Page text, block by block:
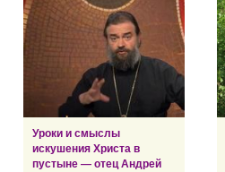
Уроки и смыслы
искушения Христа в
пустыне — отец Андрей